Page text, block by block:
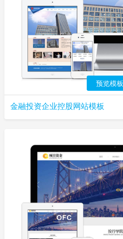
预览模板
金融投资企业控股网站模板